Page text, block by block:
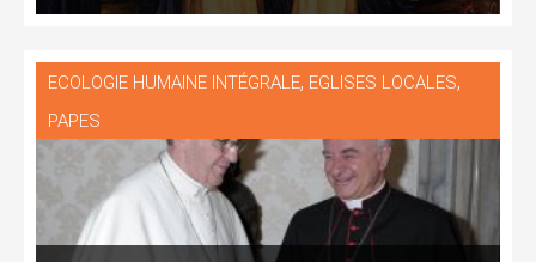
ECOLOGIE HUMAINE INTÉGRALE, EGLISES LOCALES,
PAPES